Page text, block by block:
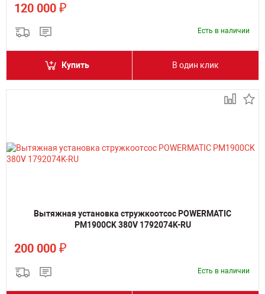
120 000 ₽
Есть в наличии
Купить В один клик
Вытяжная установка стружкоотсос POWERMATIC
PM1900CK 380V 1792074K-RU
200 000 ₽
Есть в наличии